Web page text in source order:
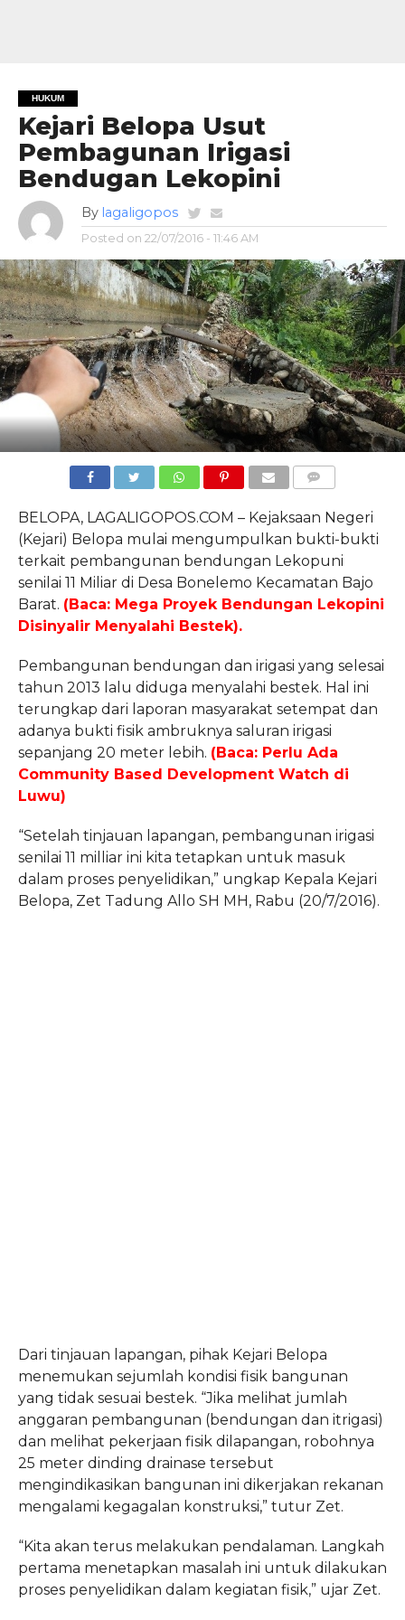
HUKUM
Kejari Belopa Usut
Pembagunan Irigasi
Bendugan Lekopini
By lagaligopos
Posted on 22/07/2016 - 11:46 AM
BELOPA, LAGALIGOPOS.COM – Kejaksaan Negeri
(Kejari) Belopa mulai mengumpulkan bukti-bukti
terkait pembangunan bendungan Lekopuni
senilai 11 Miliar di Desa Bonelemo Kecamatan Bajo
Barat. (Baca: Mega Proyek Bendungan Lekopini
Disinyalir Menyalahi Bestek).
Pembangunan bendungan dan irigasi yang selesai
tahun 2013 lalu diduga menyalahi bestek. Hal ini
terungkap dari laporan masyarakat setempat dan
adanya bukti fisik ambruknya saluran irigasi
sepanjang 20 meter lebih. (Baca: Perlu Ada
Community Based Development Watch di
Luwu)
“Setelah tinjauan lapangan, pembangunan irigasi
senilai 11 milliar ini kita tetapkan untuk masuk
dalam proses penyelidikan,” ungkap Kepala Kejari
Belopa, Zet Tadung Allo SH MH, Rabu (20/7/2016).
Dari tinjauan lapangan, pihak Kejari Belopa
menemukan sejumlah kondisi fisik bangunan
yang tidak sesuai bestek. “Jika melihat jumlah
anggaran pembangunan (bendungan dan itrigasi)
dan melihat pekerjaan fisik dilapangan, robohnya
25 meter dinding drainase tersebut
mengindikasikan bangunan ini dikerjakan rekanan
mengalami kegagalan konstruksi,” tutur Zet.
“Kita akan terus melakukan pendalaman. Langkah
pertama menetapkan masalah ini untuk dilakukan
proses penyelidikan dalam kegiatan fisik,” ujar Zet.